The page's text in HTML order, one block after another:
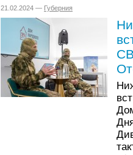
21.02.2024 — Губерния